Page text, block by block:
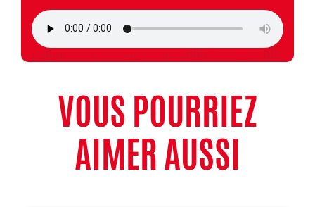
VOUS POURRIEZ
AIMER AUSSI